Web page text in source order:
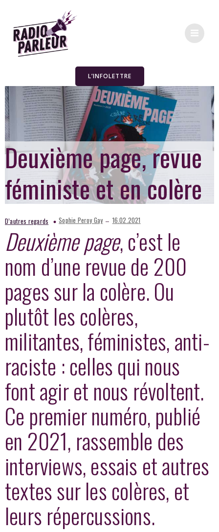
L’INFOLETTRE
Deuxième page, revue
féministe et en colère
D’autres regards Sophie Peroy Gay – 16.02.2021
Deuxième page, c’est le
nom d’une revue de 200
pages sur la colère. Ou
plutôt les colères,
militantes, féministes, anti-
raciste : celles qui nous
font agir et nous révoltent.
Ce premier numéro, publié
en 2021, rassemble des
interviews, essais et autres
textes sur les colères, et
leurs répercussions.